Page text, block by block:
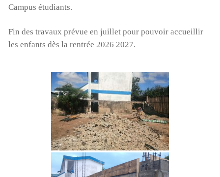
Campus étudiants.
Fin des travaux prévue en juillet pour pouvoir accueillir
les enfants dès la rentrée 2026 2027.